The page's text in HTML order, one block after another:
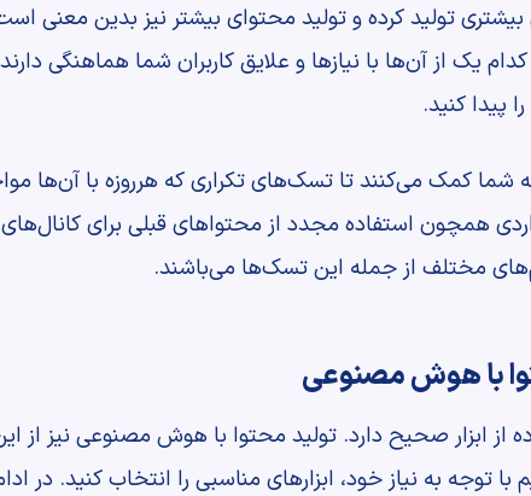
تولید کرده و تولید محتوای بیشتر نیز بدین معنی
یک از آن‌ها با نیازها و علایق کاربران شما هماهنگی
پیدا کنید.
شما کمک می‌کنند تا تسک‌های تکراری که هرروزه با آن‌ها
همچون استفاده مجدد از محتواهای قبلی برای کانال‌های
مختلف از جمله این تسک‌ها می‌باشند.
از ابزار صحیح دارد. تولید محتوا با هوش مصنوعی نیز از